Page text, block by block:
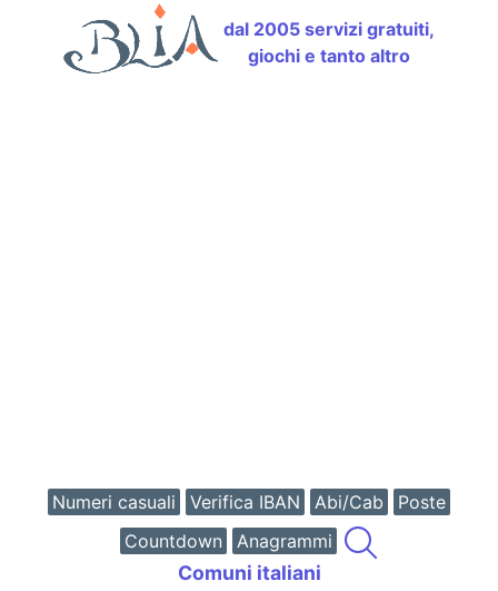
dal 2005 servizi gratuiti,
giochi e tanto altro
Numeri casuali Verifica IBAN Abi/Cab
Poste
Countdown
Anagrammi
Comuni italiani